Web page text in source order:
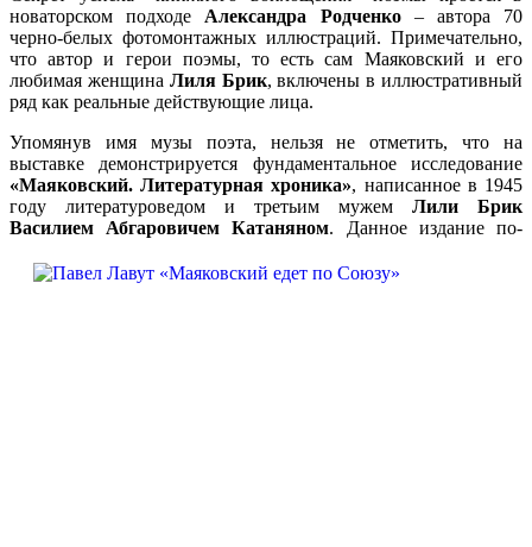
новаторском подходе Александра Родченко– автора 70
черно-белых фотомонтажных иллюстраций. Примечательно,
что автор и герои поэмы, то есть сам Маяковский и его
любимая женщина Лиля Брик, включены в иллюстративный
ряд как реальные действующие лица.
Упомянув имя музы поэта, нельзя не отметить, что на
выставке демонстрируется фундаментальное исследование
«Маяковский. Литературная хроника», написанное в 1945
году литературоведом и третьим мужем Лили Брик
Василием Абгаровичем Катаняном. Данное издание по-